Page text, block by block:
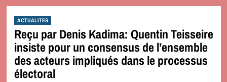
ACTUALITES
Reçu par Denis Kadima: Quentin Teisseire
insiste pour un consensus de l’ensemble
des acteurs impliqués dans le processus
électoral